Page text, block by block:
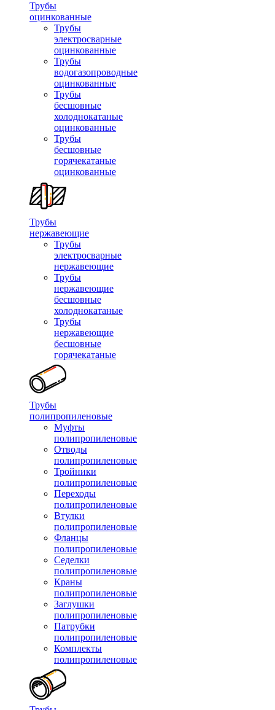
Трубы
оцинкованные
Трубы
электросварные
оцинкованные
Трубы
водогазопроводные
оцинкованные
Трубы
бесшовные
холоднокатаные
оцинкованные
Трубы
бесшовные
горячекатаные
оцинкованные
Трубы
нержавеющие
Трубы
электросварные
нержавеющие
Трубы
нержавеющие
бесшовные
холоднокатаные
Трубы
нержавеющие
бесшовные
горячекатаные
Трубы
полипропиленовые
Муфты
полипропиленовые
Отводы
полипропиленовые
Тройники
полипропиленовые
Переходы
полипропиленовые
Втулки
полипропиленовые
Фланцы
полипропиленовые
Седелки
полипропиленовые
Краны
полипропиленовые
Заглушки
полипропиленовые
Патрубки
полипропиленовые
Комплекты
полипропиленовые